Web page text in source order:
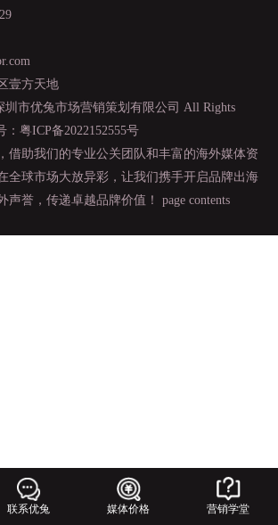
壹方天地
圳市优兔市场营销策划有限公司 All Rights
：粤ICP备2022152555号
借助我们的专业公关团队和丰富的海外媒体资
全球市场大放异彩，让我们携手开启品牌出海
声誉，传递卓越品牌价值！ page contents
联系优兔 媒体价格 营销学堂